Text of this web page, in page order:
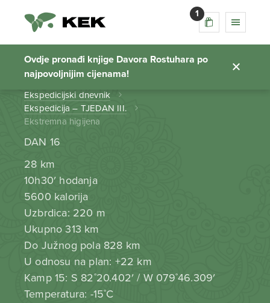
1
Ovdje pronađi knjige Davora Rostuhara po
najpovoljnijim cijenama!
Ekstremna higijena
Početna stranica
Ekspedicijski dnevnik
Ekspedicija – TJEDAN III.
Ekstremna higijena
DAN 16
28 km
10h30′ hodanja
5600 kalorija
Uzbrdica: 220 m
Ukupno 313 km
Do Južnog pola 828 km
U odnosu na plan: +22 km
Kamp 15: S 82˚20.402′ / W 079˚46.309′
Temperatura: -15˚C